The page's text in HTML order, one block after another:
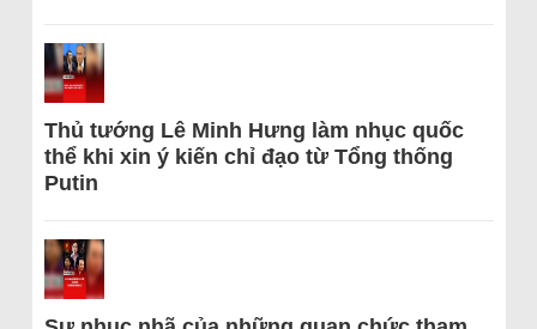
Thủ tướng Lê Minh Hưng làm nhục quốc
thể khi xin ý kiến chỉ đạo từ Tổng thống
Putin